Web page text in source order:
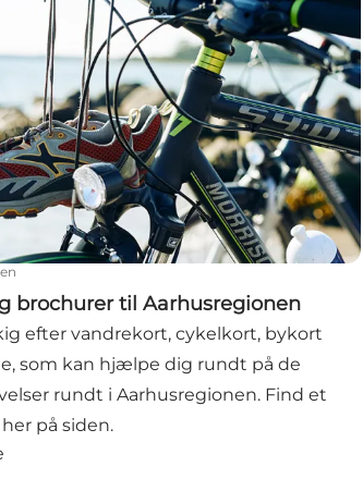
brochurer til Aarhusregionen
efter vandrekort, cykelkort, bykort
som kan hjælpe dig rundt på de
rundt i Aarhusregionen. Find et
på siden.